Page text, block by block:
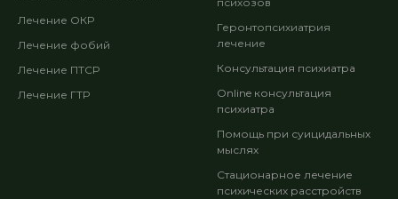
Лечение ОКР
Лечение фобий
Лечение ПТСР
Лечение ГТР
Геронтопсихиатрия
лечение
Консультация психиатра
Online консультация
психиатра
Помощь при суицидальных
мыслях
Стационарное лечение
психических расстройств